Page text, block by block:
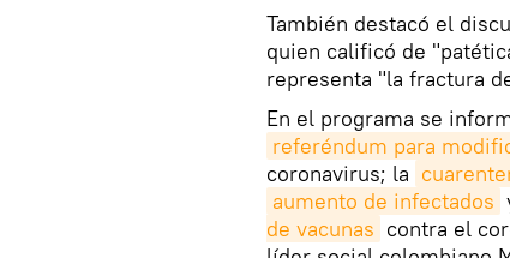
También destacó el
quien calificó de
representa "la fractura
En el programa se
referéndum para
coronavirus; la
aumento de infectados
de vacunas contra el